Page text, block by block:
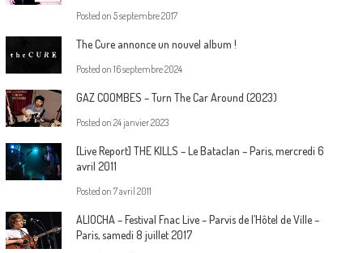
Posted on 5 septembre 2017
The Cure annonce un nouvel album !
Posted on 16 septembre 2024
GAZ COOMBES – Turn The Car Around (2023)
Posted on 24 janvier 2023
[Live Report] THE KILLS – Le Bataclan – Paris, mercredi 6
avril 2011
Posted on 7 avril 2011
ALIOCHA – Festival Fnac Live – Parvis de l’Hôtel de Ville –
Paris, samedi 8 juillet 2017